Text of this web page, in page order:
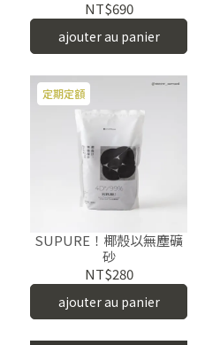
NT$690
ajouter au panier
定期定額
SUPURE！椰殼以無塵礦
砂
NT$280
ajouter au panier